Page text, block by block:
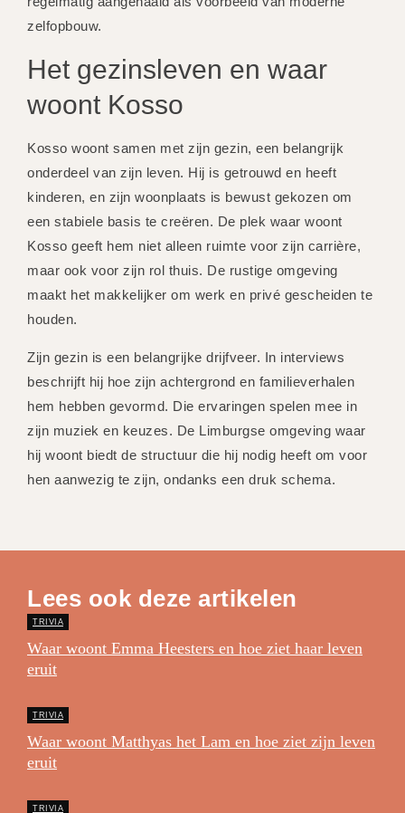
zelfopbouw.
Het gezinsleven en waar
woont Kosso
Kosso woont samen met zijn gezin, een belangrijk
onderdeel van zijn leven. Hij is getrouwd en heeft
kinderen, en zijn woonplaats is bewust gekozen om
een stabiele basis te creëren. De plek waar woont
Kosso geeft hem niet alleen ruimte voor zijn carrière,
maar ook voor zijn rol thuis. De rustige omgeving
maakt het makkelijker om werk en privé gescheiden te
houden.
Zijn gezin is een belangrijke drijfveer. In interviews
beschrijft hij hoe zijn achtergrond en familieverhalen
hem hebben gevormd. Die ervaringen spelen mee in
zijn muziek en keuzes. De Limburgse omgeving waar
hij woont biedt de structuur die hij nodig heeft om voor
hen aanwezig te zijn, ondanks een druk schema.
Lees ook deze artikelen
TRIVIA
Waar woont Emma Heesters en hoe ziet haar leven
eruit
TRIVIA
Waar woont Matthyas het Lam en hoe ziet zijn leven
eruit
TRIVIA